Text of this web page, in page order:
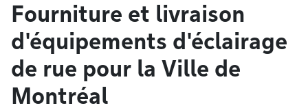
Fourniture et livraison
d'équipements d'éclairage
de rue pour la Ville de
Montréal